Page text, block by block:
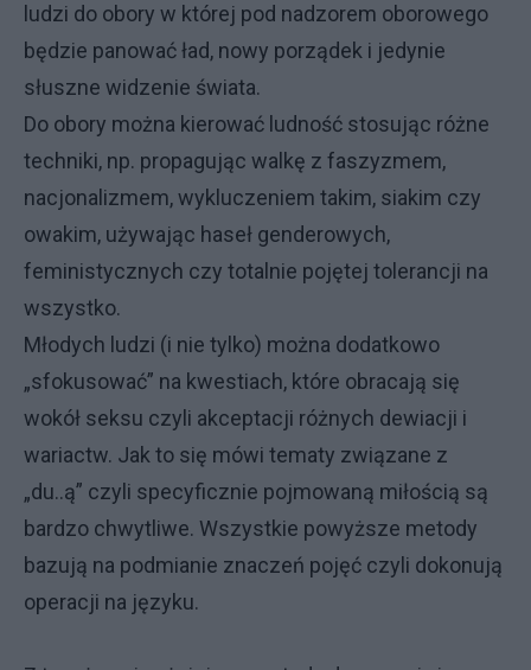
ludzi do obory w której pod nadzorem oborowego
będzie panować ład, nowy porządek i jedynie
słuszne widzenie świata.
Do obory można kierować ludność stosując różne
techniki, np. propagując walkę z faszyzmem,
nacjonalizmem, wykluczeniem takim, siakim czy
owakim, używając haseł genderowych,
feministycznych czy totalnie pojętej tolerancji na
wszystko.
Młodych ludzi (i nie tylko) można dodatkowo
„sfokusować” na kwestiach, które obracają się
wokół seksu czyli akceptacji różnych dewiacji i
wariactw. Jak to się mówi tematy związane z
„du..ą” czyli specyficznie pojmowaną miłością są
bardzo chwytliwe. Wszystkie powyższe metody
bazują na podmianie znaczeń pojęć czyli dokonują
operacji na języku.